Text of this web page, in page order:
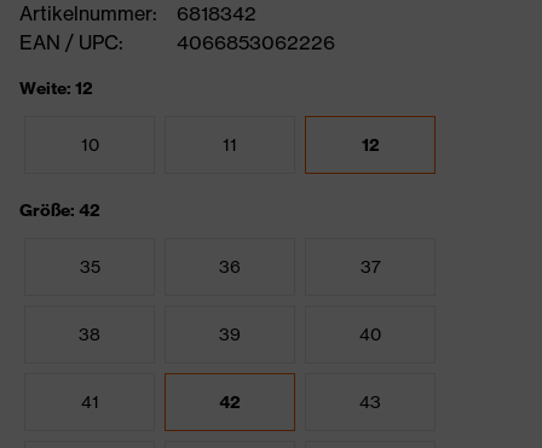
Artikelnummer:
6818342
EAN / UPC:
4066853062226
Weite: 12
10 11 12
Größe: 42
35 36 37
38 39 40
41 42 43